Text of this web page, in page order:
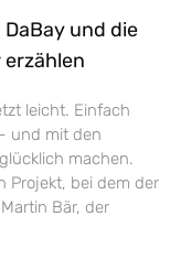
DaBay und die
leicht. Einfach
und mit den
machen.
Projekt, bei dem der
Bär, der